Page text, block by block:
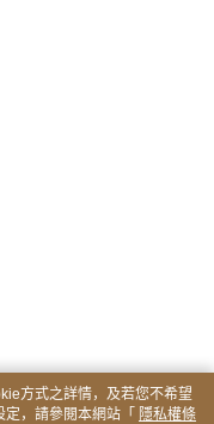
方式之詳情，及若您不希望
，請參閱本網站「 隱私權條